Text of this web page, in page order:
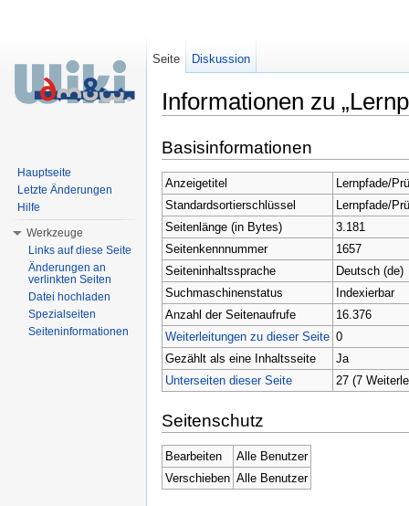
Informationen zu
Basisinformationen
Anzeigetitel
Lernpfade/
Standardsortierschlüssel
Lernpfade/
Seitenlänge (in Bytes)
3.181
Seitenkennnummer
1657
Seiteninhaltssprache
Deutsch (de)
Suchmaschinenstatus
Indexierbar
Anzahl der Seitenaufrufe
16.376
Weiterleitungen zu dieser Seite 0
Gezählt als eine Inhaltsseite
Ja
Unterseiten dieser Seite
27 (7
Seitenschutz
Bearbeiten
Alle Benutzer
Verschieben Alle Benutzer
Seite Diskussion
Hauptseite
Letzte Änderungen
Hilfe
Werkzeuge
Links auf diese Seite
Änderungen an
verlinkten Seiten
Datei hochladen
Spezialseiten
Seiteninformationen